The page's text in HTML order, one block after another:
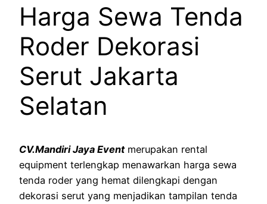
Harga Sewa Tenda
Roder Dekorasi
Serut Jakarta
Selatan
CV.Mandiri Jaya Eventmerupakan rental
equipment terlengkap menawarkan harga sewa
tenda roder yang hemat dilengkapi dengan
dekorasi serut yang menjadikan tampilan tenda